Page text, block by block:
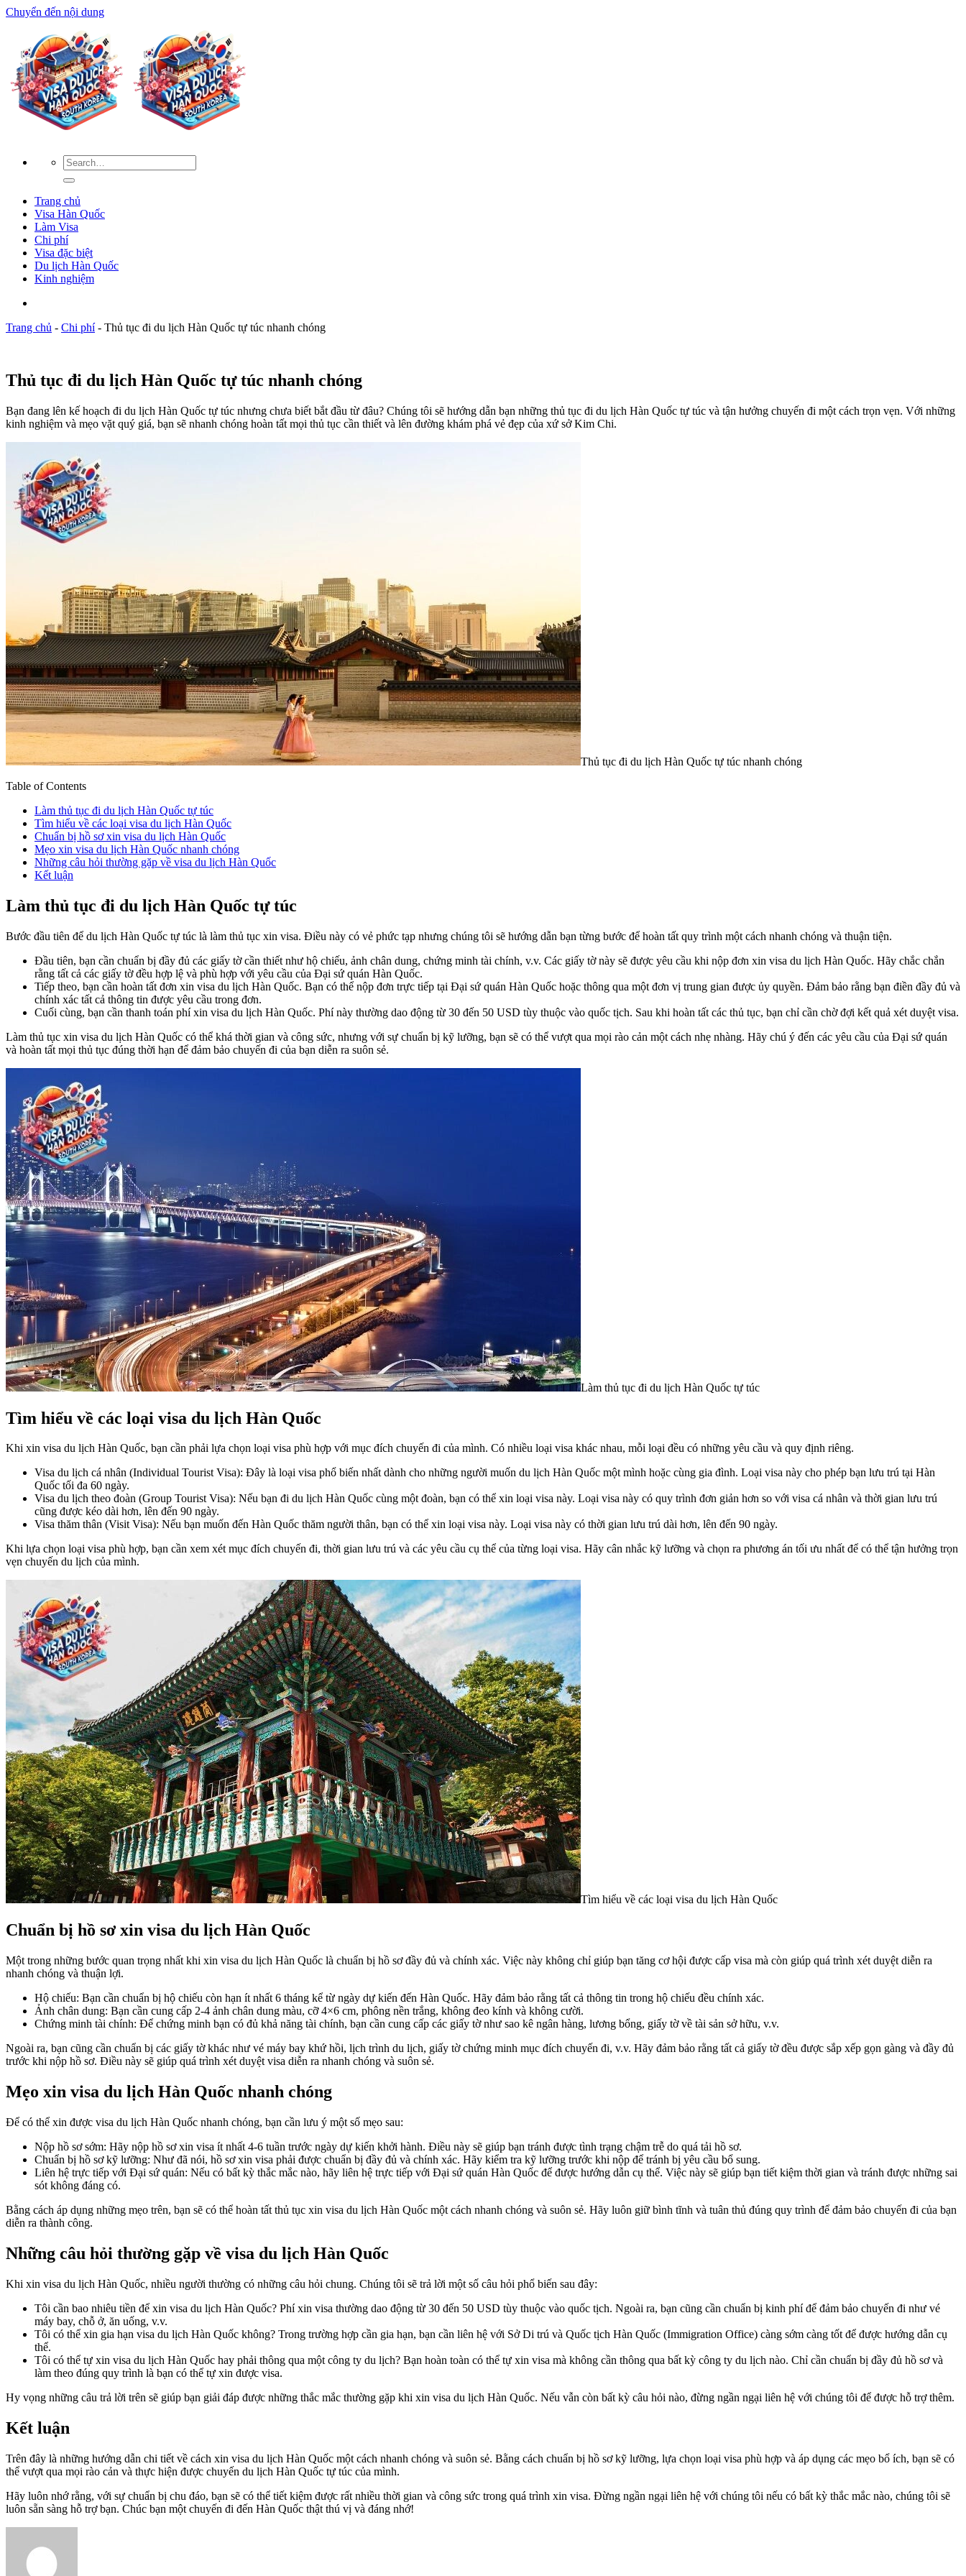
Chuyển đến nội dung
Trang chủ
Visa Hàn Quốc
Làm Visa
Chi phí
Visa đặc biệt
Du lịch Hàn Quốc
Kinh nghiệm
Trang chủ - Chi phí- Thủ tục đi du lịch Hàn Quốc tự túc nhanh chóng
Thủ tục đi du lịch Hàn Quốc tự túc nhanh chóng
Bạn đang lên kế hoạch đi du lịch Hàn Quốc tự túc nhưng chưa biết bắt đầu từ đâu? Chúng tôi sẽ hướng dẫn bạn những thủ tục đi du lịch Hàn Quốc tự túc và tận hưởng chuyến đi một cách trọn vẹn. Với những
kinh nghiệm và mẹo vặt quý giá, bạn sẽ nhanh chóng hoàn tất mọi thủ tục cần thiết và lên đường khám phá vẻ đẹp của xứ sở Kim Chi.
Thủ tục đi du lịch Hàn Quốc tự túc nhanh chóng
Table of Contents
Làm thủ tục đi du lịch Hàn Quốc tự túc
Tìm hiểu về các loại visa du lịch Hàn Quốc
Chuẩn bị hồ sơ xin visa du lịch Hàn Quốc
Mẹo xin visa du lịch Hàn Quốc nhanh chóng
Những câu hỏi thường gặp về visa du lịch Hàn Quốc
Kết luận
Làm thủ tục đi du lịch Hàn Quốc tự túc
Bước đầu tiên để du lịch Hàn Quốc tự túc là làm thủ tục xin visa. Điều này có vẻ phức tạp nhưng chúng tôi sẽ hướng dẫn bạn từng bước để hoàn tất quy trình một cách nhanh chóng và thuận tiện.
Đầu tiên, bạn cần chuẩn bị đầy đủ các giấy tờ cần thiết như hộ chiếu, ảnh chân dung, chứng minh tài chính, v.v. Các giấy tờ này sẽ được yêu cầu khi nộp đơn xin visa du lịch Hàn Quốc. Hãy chắc chắn
rằng tất cả các giấy tờ đều hợp lệ và phù hợp với yêu cầu của Đại sứ quán Hàn Quốc.
Tiếp theo, bạn cần hoàn tất đơn xin visa du lịch Hàn Quốc. Bạn có thể nộp đơn trực tiếp tại Đại sứ quán Hàn Quốc hoặc thông qua một đơn vị trung gian được ủy quyền. Đảm bảo rằng bạn điền đầy đủ và
chính xác tất cả thông tin được yêu cầu trong đơn.
Cuối cùng, bạn cần thanh toán phí xin visa du lịch Hàn Quốc. Phí này thường dao động từ 30 đến 50 USD tùy thuộc vào quốc tịch. Sau khi hoàn tất các thủ tục, bạn chỉ cần chờ đợi kết quả xét duyệt visa.
Làm thủ tục xin visa du lịch Hàn Quốc có thể khá thời gian và công sức, nhưng với sự chuẩn bị kỹ lưỡng, bạn sẽ có thể vượt qua mọi rào cản một cách nhẹ nhàng. Hãy chú ý đến các yêu cầu của Đại sứ quán
và hoàn tất mọi thủ tục đúng thời hạn để đảm bảo chuyến đi của bạn diễn ra suôn sẻ.
Làm thủ tục đi du lịch Hàn Quốc tự túc
Tìm hiểu về các loại visa du lịch Hàn Quốc
Khi xin visa du lịch Hàn Quốc, bạn cần phải lựa chọn loại visa phù hợp với mục đích chuyến đi của mình. Có nhiều loại visa khác nhau, mỗi loại đều có những yêu cầu và quy định riêng.
Visa du lịch cá nhân (Individual Tourist Visa): Đây là loại visa phổ biến nhất dành cho những người muốn du lịch Hàn Quốc một mình hoặc cùng gia đình. Loại visa này cho phép bạn lưu trú tại Hàn
Quốc tối đa 60 ngày.
Visa du lịch theo đoàn (Group Tourist Visa): Nếu bạn đi du lịch Hàn Quốc cùng một đoàn, bạn có thể xin loại visa này. Loại visa này có quy trình đơn giản hơn so với visa cá nhân và thời gian lưu trú
cũng được kéo dài hơn, lên đến 90 ngày.
Visa thăm thân (Visit Visa): Nếu bạn muốn đến Hàn Quốc thăm người thân, bạn có thể xin loại visa này. Loại visa này có thời gian lưu trú dài hơn, lên đến 90 ngày.
Khi lựa chọn loại visa phù hợp, bạn cần xem xét mục đích chuyến đi, thời gian lưu trú và các yêu cầu cụ thể của từng loại visa. Hãy cân nhắc kỹ lưỡng và chọn ra phương án tối ưu nhất để có thể tận hưởng trọn
vẹn chuyến du lịch của mình.
Tìm hiểu về các loại visa du lịch Hàn Quốc
Chuẩn bị hồ sơ xin visa du lịch Hàn Quốc
Một trong những bước quan trọng nhất khi xin visa du lịch Hàn Quốc là chuẩn bị hồ sơ đầy đủ và chính xác. Việc này không chỉ giúp bạn tăng cơ hội được cấp visa mà còn giúp quá trình xét duyệt diễn ra
nhanh chóng và thuận lợi.
Hộ chiếu: Bạn cần chuẩn bị hộ chiếu còn hạn ít nhất 6 tháng kể từ ngày dự kiến đến Hàn Quốc. Hãy đảm bảo rằng tất cả thông tin trong hộ chiếu đều chính xác.
Ảnh chân dung: Bạn cần cung cấp 2-4 ảnh chân dung màu, cỡ 4×6 cm, phông nền trắng, không đeo kính và không cười.
Chứng minh tài chính: Để chứng minh bạn có đủ khả năng tài chính, bạn cần cung cấp các giấy tờ như sao kê ngân hàng, lương bổng, giấy tờ về tài sản sở hữu, v.v.
Ngoài ra, bạn cũng cần chuẩn bị các giấy tờ khác như vé máy bay khứ hồi, lịch trình du lịch, giấy tờ chứng minh mục đích chuyến đi, v.v. Hãy đảm bảo rằng tất cả giấy tờ đều được sắp xếp gọn gàng và đầy đủ
trước khi nộp hồ sơ. Điều này sẽ giúp quá trình xét duyệt visa diễn ra nhanh chóng và suôn sẻ.
Mẹo xin visa du lịch Hàn Quốc nhanh chóng
Để có thể xin được visa du lịch Hàn Quốc nhanh chóng, bạn cần lưu ý một số mẹo sau:
Nộp hồ sơ sớm: Hãy nộp hồ sơ xin visa ít nhất 4-6 tuần trước ngày dự kiến khởi hành. Điều này sẽ giúp bạn tránh được tình trạng chậm trễ do quá tải hồ sơ.
Chuẩn bị hồ sơ kỹ lưỡng: Như đã nói, hồ sơ xin visa phải được chuẩn bị đầy đủ và chính xác. Hãy kiểm tra kỹ lưỡng trước khi nộp để tránh bị yêu cầu bổ sung.
Liên hệ trực tiếp với Đại sứ quán: Nếu có bất kỳ thắc mắc nào, hãy liên hệ trực tiếp với Đại sứ quán Hàn Quốc để được hướng dẫn cụ thể. Việc này sẽ giúp bạn tiết kiệm thời gian và tránh được những sai
sót không đáng có.
Bằng cách áp dụng những mẹo trên, bạn sẽ có thể hoàn tất thủ tục xin visa du lịch Hàn Quốc một cách nhanh chóng và suôn sẻ. Hãy luôn giữ bình tĩnh và tuân thủ đúng quy trình để đảm bảo chuyến đi của bạn
diễn ra thành công.
Những câu hỏi thường gặp về visa du lịch Hàn Quốc
Khi xin visa du lịch Hàn Quốc, nhiều người thường có những câu hỏi chung. Chúng tôi sẽ trả lời một số câu hỏi phổ biến sau đây:
Tôi cần bao nhiêu tiền để xin visa du lịch Hàn Quốc? Phí xin visa thường dao động từ 30 đến 50 USD tùy thuộc vào quốc tịch. Ngoài ra, bạn cũng cần chuẩn bị kinh phí để đảm bảo chuyến đi như vé
máy bay, chỗ ở, ăn uống, v.v.
Tôi có thể xin gia hạn visa du lịch Hàn Quốc không? Trong trường hợp cần gia hạn, bạn cần liên hệ với Sở Di trú và Quốc tịch Hàn Quốc (Immigration Office) càng sớm càng tốt để được hướng dẫn cụ
thể.
Tôi có thể tự xin visa du lịch Hàn Quốc hay phải thông qua một công ty du lịch? Bạn hoàn toàn có thể tự xin visa mà không cần thông qua bất kỳ công ty du lịch nào. Chỉ cần chuẩn bị đầy đủ hồ sơ và
làm theo đúng quy trình là bạn có thể tự xin được visa.
Hy vọng những câu trả lời trên sẽ giúp bạn giải đáp được những thắc mắc thường gặp khi xin visa du lịch Hàn Quốc. Nếu vẫn còn bất kỳ câu hỏi nào, đừng ngần ngại liên hệ với chúng tôi để được hỗ trợ thêm.
Kết luận
Trên đây là những hướng dẫn chi tiết về cách xin visa du lịch Hàn Quốc một cách nhanh chóng và suôn sẻ. Bằng cách chuẩn bị hồ sơ kỹ lưỡng, lựa chọn loại visa phù hợp và áp dụng các mẹo bổ ích, bạn sẽ có
thể vượt qua mọi rào cản và thực hiện được chuyến du lịch Hàn Quốc tự túc của mình.
Hãy luôn nhớ rằng, với sự chuẩn bị chu đáo, bạn sẽ có thể tiết kiệm được rất nhiều thời gian và công sức trong quá trình xin visa. Đừng ngần ngại liên hệ với chúng tôi nếu có bất kỳ thắc mắc nào, chúng tôi sẽ
luôn sẵn sàng hỗ trợ bạn. Chúc bạn một chuyến đi đến Hàn Quốc thật thú vị và đáng nhớ!